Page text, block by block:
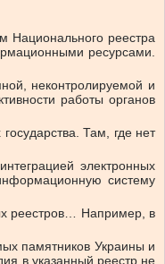
Национального реестра
ресурсами.
неконтролируемой и
работы органов
Там, где нет
электронных
систему
реестров… Например, в
памятников Украины и
в указанный реестр не